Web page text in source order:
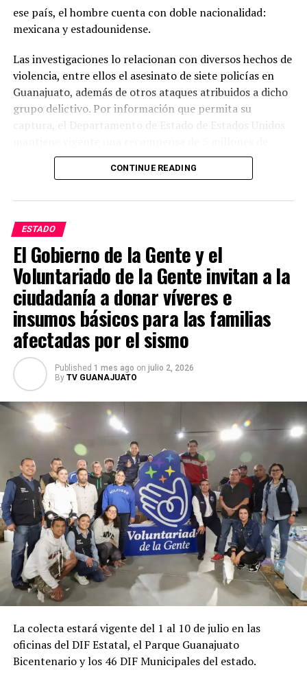
ese país, el hombre cuenta con doble nacionalidad:
mexicana y estadounidense.
Las investigaciones lo relacionan con diversos hechos de
violencia, entre ellos el asesinato de siete policías en
Guanajuato, además de otros ataques atribuidos a dicho
grupo delictivo. Por información que permita su
captura, el Departamento de Estado de Estados Unidos
delictivo mantiene presencia en varios estados del país y
lo consideran uno de los principales generadores de
violencia. Mientras tanto, las investigaciones continúan
y las autoridades mexicanas y estadounidenses
mantienen la búsqueda de Juan Carlos Valencia
González para que responda ante la justicia por los
delitos que se le atribuyen.
CONTINUE READING
ESTADO
El Gobierno de la Gente y el
Voluntariado de la Gente invitan a la
ciudadanía a donar víveres e
insumos básicos para las familias
afectadas por el sismo
Published 1 mes ago on julio 2, 2026
By TV GUANAJUATO
La colecta estará vigente del 1 al 10 de julio en las
oficinas del DIF Estatal, el Parque Guanajuato
Bicentenario y los 46 DIF Municipales del estado.